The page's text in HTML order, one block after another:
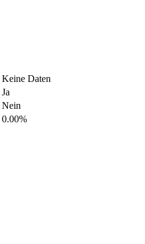
Keine Daten
Ja
Nein
0.00%